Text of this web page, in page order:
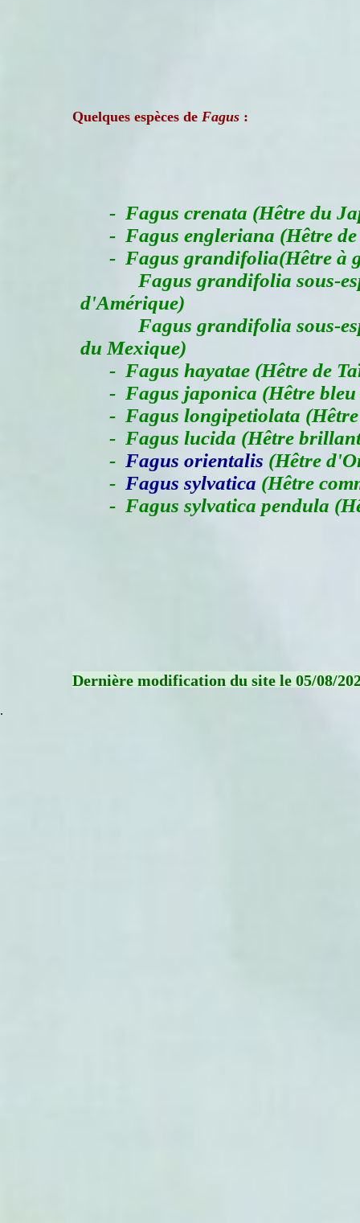
Quelques espèces de Fagus :
- Fagus crenata (Hêtre du
- Fagus engleriana (Hêtre de
- Fagus grandifolia(Hêtre à
Fagus grandifolia sous-
d'Amérique)
Fagus grandifolia sous-
du Mexique)
- Fagus hayatae (Hêtre de
- Fagus japonica (Hêtre bleu
- Fagus longipetiolata (Hêtre
- Fagus lucida (Hêtre
- Fagus orientalis (Hêtre
- Fagus sylvatica (Hêtre
- Fagus sylvatica pendula
Dernière modification du site le 05/08/
.